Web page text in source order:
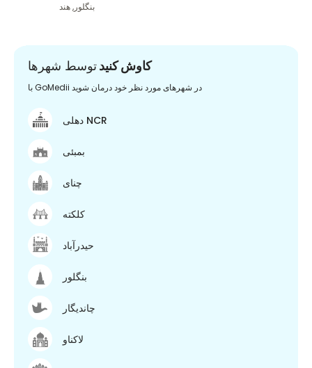
بنگلور,هند
کاوش کنیدتوسط شهرها
با GoMedii در شهرهای مورد نظر خود درمان شوید
دهلی NCR
بمبئی
چنای
کلکته
حیدرآباد
بنگلور
چاندیگار
لاکناو